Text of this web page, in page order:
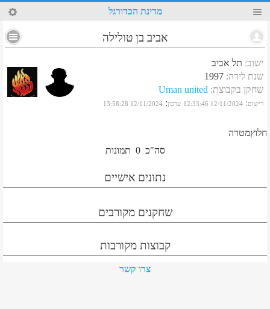
45 מדינת הכדורגל
אביב בן טולילה
ישוב: תל אביב
שנת לידה:
1997
שחקן בקבוצת:
Uman united
רישום:
12/11/2024 12:33:46 עדכון:
12/11/2024 13:58:28
חלוץמטרה
סה"כ 0 תמונות
נתונים אישיים
שחקנים מקורבים
קבוצות מקורבות
צרו קשר